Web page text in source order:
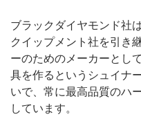
ブラックダイヤモンド社
クイップメント社を引き
ーのためのメーカーとし
具を作るというシュイナ
いで、常に最高品質のハ
しています。